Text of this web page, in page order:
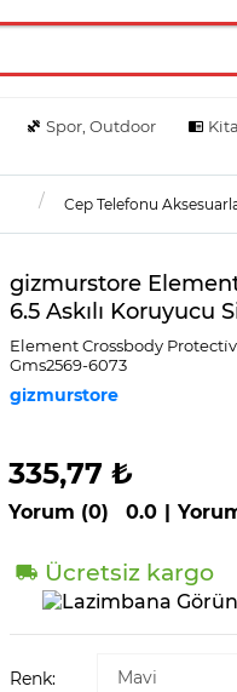
Spor, Outdoor
Cep Telefonu
gizmurstore
6.5 Askılı Koruyucu
Element Crossbody
Gms2569-6073
gizmurstore
335,77 ₺
Yorum (0) 0.0 |
Ücretsiz kargo
Renk: